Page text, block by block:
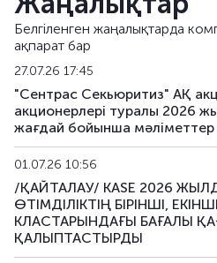
Белгіленген жаңалықтарда
ақпарат бар
27.07.26 17:45
"Сентрас Секьюритиз" АҚ
акционерлері туралы 2026
жағдай бойынша мәліметтер
01.07.26 10:56
/ҚАЙТАЛАУ/ KASE 2026
ӨТІМДІЛІКТІҢ БІРІНШІ,
КЛАСТАРЫНДАҒЫ БАҒАЛЫ
ҚАЛЫПТАСТЫРДЫ